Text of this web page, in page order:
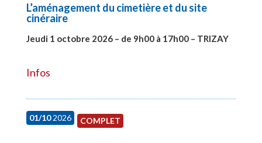
L’aménagement du cimetière et du site
cinéraire
Jeudi 1 octobre 2026 – de 9h00 à 17h00 – TRIZAY
Infos
01/102026 COMPLET